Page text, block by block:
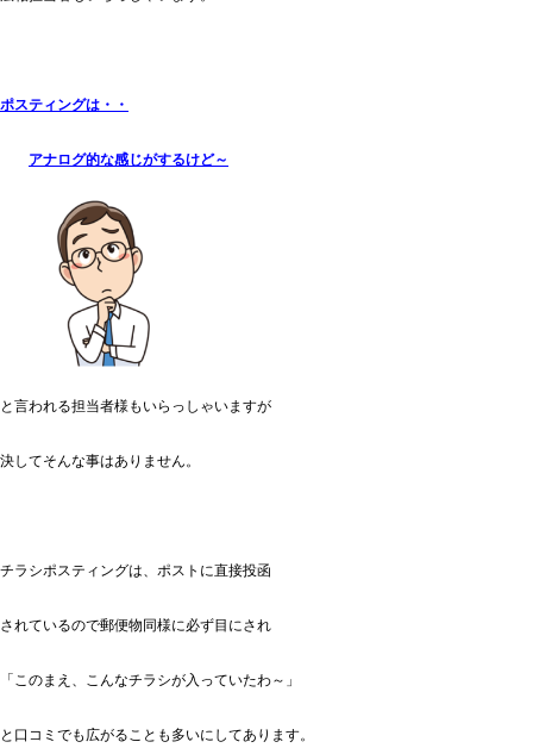
ポスティングは・・
アナログ的な感じがするけど～
と言われる担当者様もいらっしゃいますが
決してそんな事はありません。
チラシポスティングは、ポストに直接投函
されているので郵便物同様に必ず目にされ
「このまえ、こんなチラシが入っていたわ～」
と口コミでも広がることも多いにしてあります。